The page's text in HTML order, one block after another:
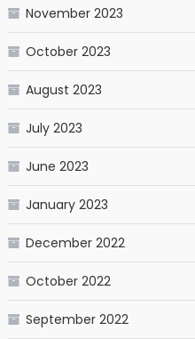
November 2023
October 2023
August 2023
July 2023
June 2023
January 2023
December 2022
October 2022
September 2022